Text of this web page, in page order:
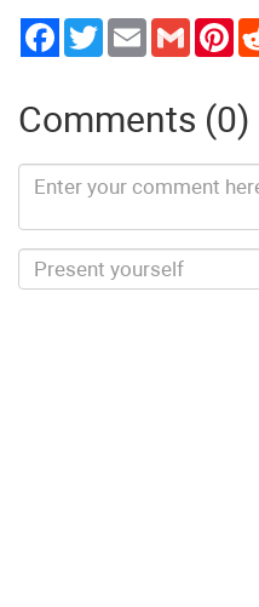
TwitterEmail Gmail
Comments (0)